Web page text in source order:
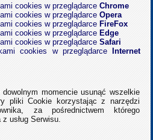
cookies w przeglądarceChrome
cookies w przeglądarceOpera
cookies w przeglądarce FireFox
cookies w przeglądarce Edge
cookies w przeglądarceSafari
cookies w przeglądarce
Internet
momencie usunąć wszelkie
pliki Cookie korzystając z narzędzi
za pośrednictwem którego
usług Serwisu.